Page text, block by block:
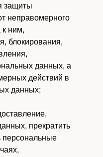
защиты
неправомерного
к ним,
блокирования,
данных, а
действий в
данных;
прекратить
персональные